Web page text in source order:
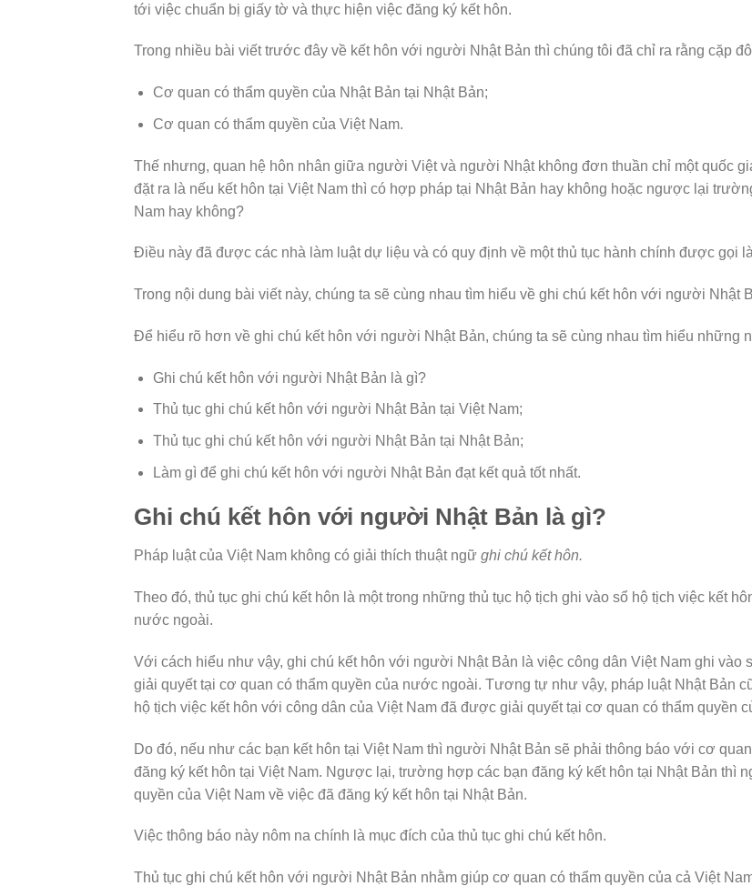
tới việc chuẩn bị giấy tờ và thực hiện việc đăng ký kết hôn.
Trong nhiều bài viết trước đây về kết hôn với người Nhật Bản thì chúng tôi đã chỉ ra rằng cặp
Cơ quan có thẩm quyền của Nhật Bản tại Nhật Bản;
Cơ quan có thẩm quyền của Việt Nam.
Thế nhưng, quan hệ hôn nhân giữa người Việt và người Nhật không đơn thuần chỉ một quốc
đặt ra là nếu kết hôn tại Việt Nam thì có hợp pháp tại Nhật Bản hay không hoặc ngược lại
Nam hay không?
Điều này đã được các nhà làm luật dự liệu và có quy định về một thủ tục hành chính được gọi
Trong nội dung bài viết này, chúng ta sẽ cùng nhau tìm hiểu về ghi chú kết hôn với người Nhật
Để hiểu rõ hơn về ghi chú kết hôn với người Nhật Bản, chúng ta sẽ cùng nhau tìm hiểu những
Ghi chú kết hôn với người Nhật Bản là gì?
Thủ tục ghi chú kết hôn với người Nhật Bản tại Việt Nam;
Thủ tục ghi chú kết hôn với người Nhật Bản tại Nhật Bản;
Làm gì để ghi chú kết hôn với người Nhật Bản đạt kết quả tốt nhất.
Ghi chú kết hôn với người Nhật Bản là gì?
Pháp luật của Việt Nam không có giải thích thuật ngữ ghi chú kết hôn.
Theo đó, thủ tục ghi chú kết hôn là một trong những thủ tục hộ tịch ghi vào sổ hộ tịch việc kết
nước ngoài.
Với cách hiểu như vậy, ghi chú kết hôn với người Nhật Bản là việc công dân Việt Nam ghi
giải quyết tại cơ quan có thẩm quyền của nước ngoài. Tương tự như vậy, pháp luật Nhật Bản
hộ tịch việc kết hôn với công dân của Việt Nam đã được giải quyết tại cơ quan có thẩm quyền
Do đó, nếu như các bạn kết hôn tại Việt Nam thì người Nhật Bản sẽ phải thông báo với cơ
đăng ký kết hôn tại Việt Nam. Ngược lại, trường hợp các bạn đăng ký kết hôn tại Nhật Bản thì
quyền của Việt Nam về việc đã đăng ký kết hôn tại Nhật Bản.
Việc thông báo này nôm na chính là mục đích của thủ tục ghi chú kết hôn.
Thủ tục ghi chú kết hôn với người Nhật Bản nhằm giúp cơ quan có thẩm quyền của cả Việt